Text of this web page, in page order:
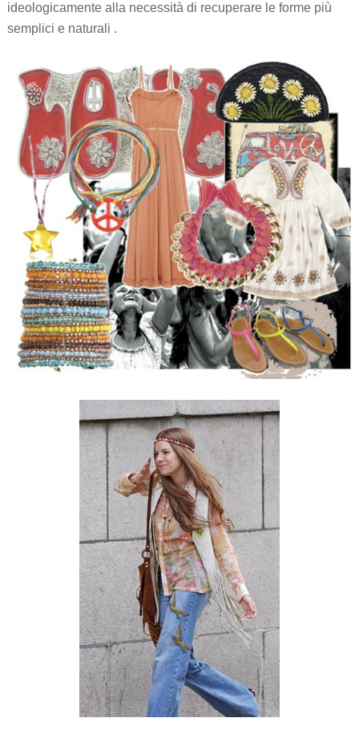
ideologicamente alla necessità di recuperare le forme più
semplici e naturali .